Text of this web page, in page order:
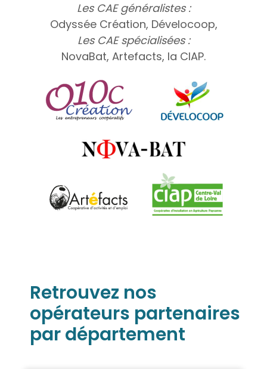
Les CAE généralistes :
Odyssée Création, Dévelocoop,
Les CAE spécialisées :
NovaBat, Artefacts, la CIAP.
Retrouvez nos
opérateurs partenaires
par département